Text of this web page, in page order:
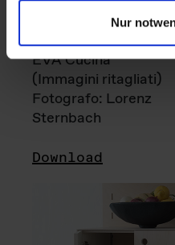
Nur
EVA Cucina
(Immagini ritagliati)
Fotografo: Lorenz
Sternbach
Download